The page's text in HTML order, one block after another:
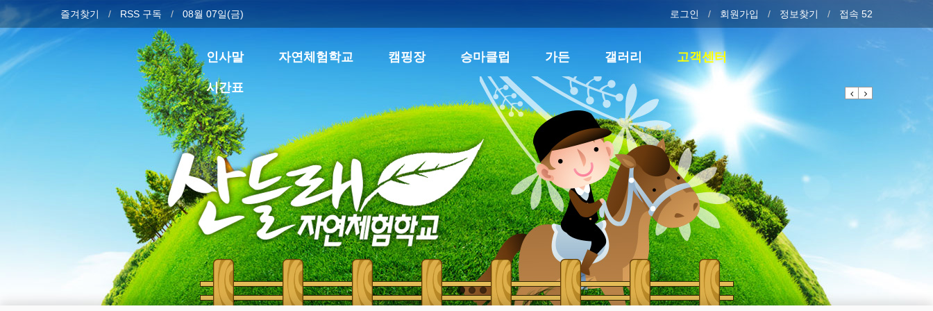
즐겨찾기 RSS 구독 08월 07일(금) 로그인 회원가입 정보찾기 접속 52
인사말 자연체험학교 캠핑장 승마클럽 가든 갤러리 고객센터
시간표 Previous
Next